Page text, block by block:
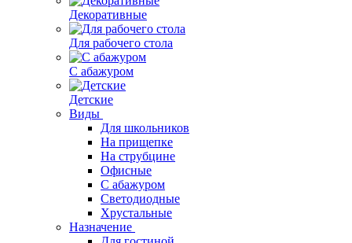
Декоративные
Для рабочего стола
С абажуром
Детские
Виды
Для школьников
На прищепке
На струбцине
Офисные
С абажуром
Светодиодные
Хрустальные
Назначение